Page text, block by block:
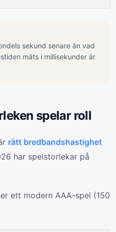
sekund senare än vad
mäts i millisekunder är
spelar roll
rätt bredbandshastighet
har spelstorlekar på
ett modern AAA-spel (150